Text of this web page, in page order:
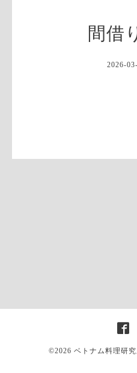
間借
2026-
©2026 ベトナム料理研